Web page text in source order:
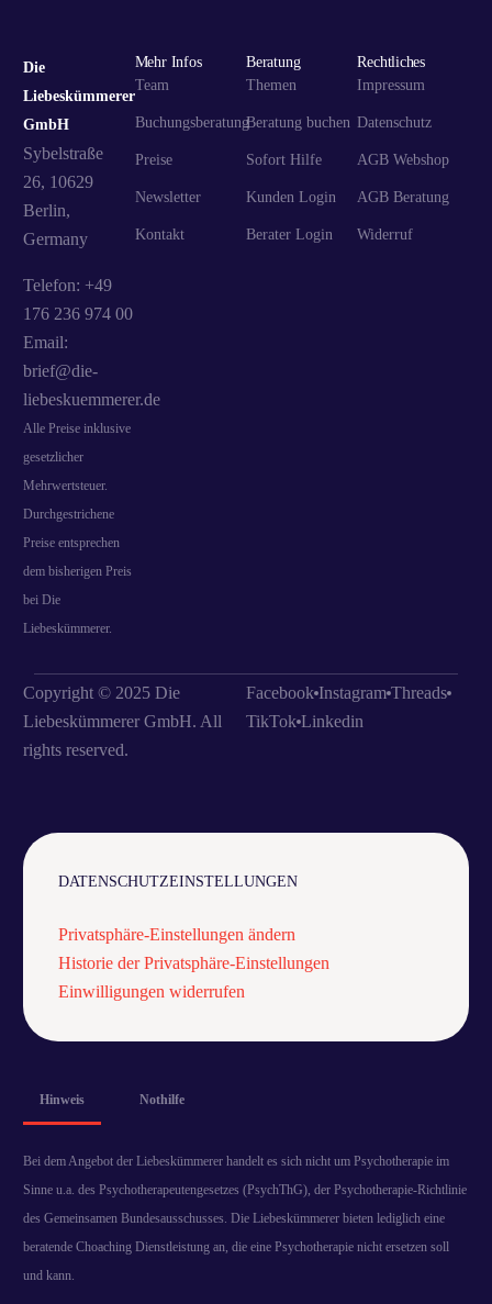
Die
Liebeskümmerer
GmbH
Sybelstraße
26, 10629
Berlin,
Germany
Telefon: +49
176 236 974 00
Email:
brief@die-
liebeskuemmerer.de
Alle Preise inklusive
gesetzlicher
Mehrwertsteuer.
Durchgestrichene
Preise entsprechen
dem bisherigen Preis
bei Die
Liebeskümmerer.
Mehr Infos
Team
Buchungsberatung
Preise
Newsletter
Kontakt
Beratung
Themen
Beratung buchen
Sofort Hilfe
Kunden Login
Berater Login
Rechtliches
Impressum
Datenschutz
AGB Webshop
AGB Beratung
Widerruf
Copyright © 2025 Die
Liebeskümmerer GmbH. All
rights reserved.
Facebook Instagram Threads
TikTok Linkedin
DATENSCHUTZEINSTELLUNGEN
Privatsphäre-Einstellungen ändern
Historie der Privatsphäre-Einstellungen
Einwilligungen widerrufen
Hinweis Nothilfe
Bei dem Angebot der Liebeskümmerer handelt es sich nicht um Psychotherapie im
Sinne u.a. des Psychotherapeutengesetzes (PsychThG), der Psychotherapie-Richtlinie
des Gemeinsamen Bundesausschusses. Die Liebeskümmerer bieten lediglich eine
beratende Choaching Dienstleistung an, die eine Psychotherapie nicht ersetzen soll
und kann.